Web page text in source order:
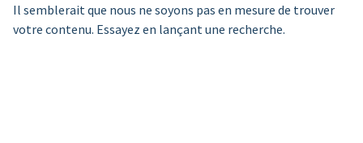
Il semblerait que nous ne soyons pas en mesure de trouver
votre contenu. Essayez en lançant une recherche.